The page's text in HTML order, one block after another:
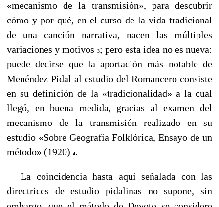
«mecanismo de la transmisión», para descubrir
cómo y por qué, en el curso de la vida tradicional
de una canción narrativa, nacen las múltiples
variaciones y motivos
3; pero esta idea no es nueva:
puede decirse que la aportación más notable de
Menéndez Pidal al estudio del Romancero consiste
en su definición de la «tradicionalidad» a la cual
llegó, en buena medida, gracias al examen del
mecanismo de la transmisión realizado en su
estudio «Sobre Geografía Folklórica, Ensayo de un
método» (1920) 4.
La coincidencia hasta aquí señalada con las
directrices de estudio pidalinas no supone, sin